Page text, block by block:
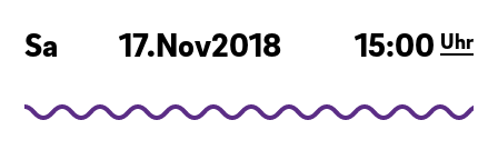
Sa 17.Nov2018 15:00 Uhr